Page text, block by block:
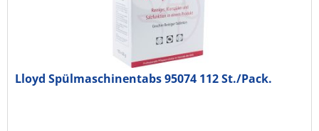
Lloyd Spülmaschinentabs 95074 112 St./Pack.